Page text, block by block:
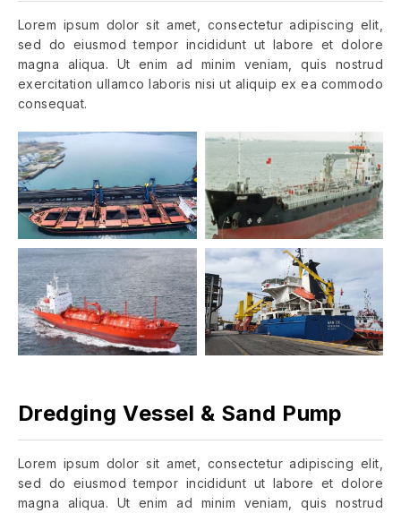
Lorem ipsum dolor sit amet, consectetur adipiscing elit,
sed do eiusmod tempor incididunt ut labore et dolore
magna aliqua. Ut enim ad minim veniam, quis nostrud
exercitation ullamco laboris nisi ut aliquip ex ea commodo
consequat.
Dredging Vessel & Sand Pump
Lorem ipsum dolor sit amet, consectetur adipiscing elit,
sed do eiusmod tempor incididunt ut labore et dolore
magna aliqua. Ut enim ad minim veniam, quis nostrud